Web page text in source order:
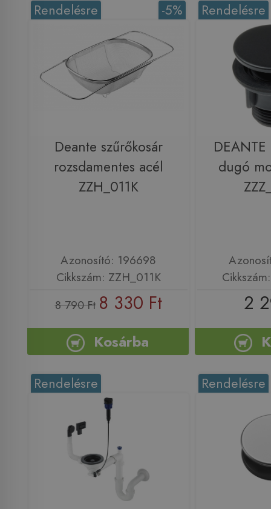
-5%
Rendelésre
Deante szűrőkosár
rozsdamentes acél
ZZH_011K
Azonosító: 196698
Cikkszám: ZZH_011K
8 790 Ft 8 330 Ft
Kosárba
Rendelésre
dugó
2
Rendelésre Rendelésre